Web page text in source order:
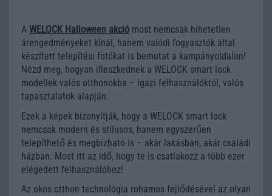
A WELOCK Halloween akció most nemcsak hihetetlen
árengedményeket kínál, hanem valódi fogyasztók által
készített telepítési fotókat is bemutat a kampányoldalon!
Nézd meg, hogyan illeszkednek a WELOCK smart lock
modellek valós otthonokba – igazi felhasználóktól, valós
tapasztalatok alapján.
Ezek a képek bizonyítják, hogy a WELOCK smart lock
nemcsak modern és stílusos, hanem egyszerűen
telepíthető és megbízható is – akár lakásban, akár családi
házban. Most itt az idő, hogy te is csatlakozz a több ezer
elégedett felhasználóhoz!
Az okos otthon technológia rohamos fejlődésével az olyan